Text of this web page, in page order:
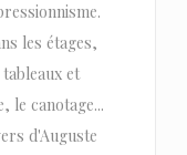
les étages,
et
le canotage...
d'Auguste